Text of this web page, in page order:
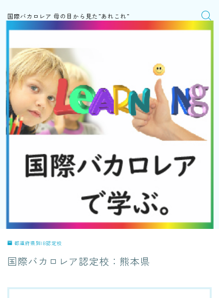
国際バカロレア 母の目から見た”あれこれ”
都道府県別IB認定校
国際バカロレア認定校：熊本県